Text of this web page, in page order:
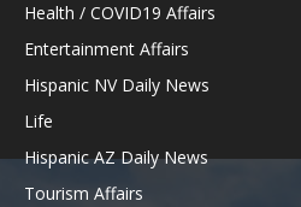
Health / COVID19 Affairs
Entertainment Affairs
Hispanic NV Daily News
Life
Hispanic AZ Daily News
Tourism Affairs